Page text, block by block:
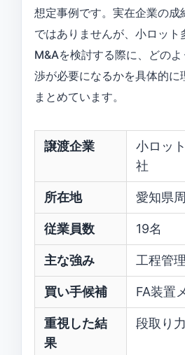
想定事例です。実在企業の成
ではありませんが、小ロット
M&Aを検討する際に、どの
渉が必要になるかを具体的に
まとめています。
譲渡企業
小ロッ
社
所在地 愛知県
従業員数 19名
主な強み 工程管
買い手候補 FA装置
重視した結
果
段取り